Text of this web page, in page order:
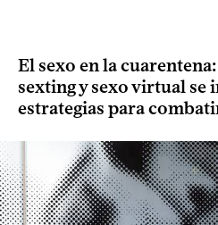
El sexo en la
sexting y sexo virtual se
estrategias para